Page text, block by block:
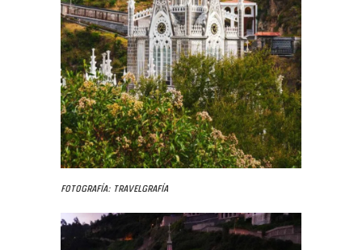
Fotografía: Travelgrafía